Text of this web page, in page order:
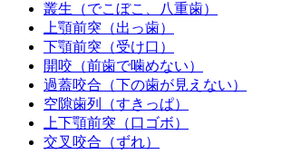
叢生（でこぼこ、八重歯）
上顎前突（出っ歯）
下顎前突（受け口）
開咬（前歯で噛めない）
過蓋咬合（下の歯が見えない）
空隙歯列（すきっぱ）
上下顎前突（口ゴボ）
交叉咬合（ずれ）